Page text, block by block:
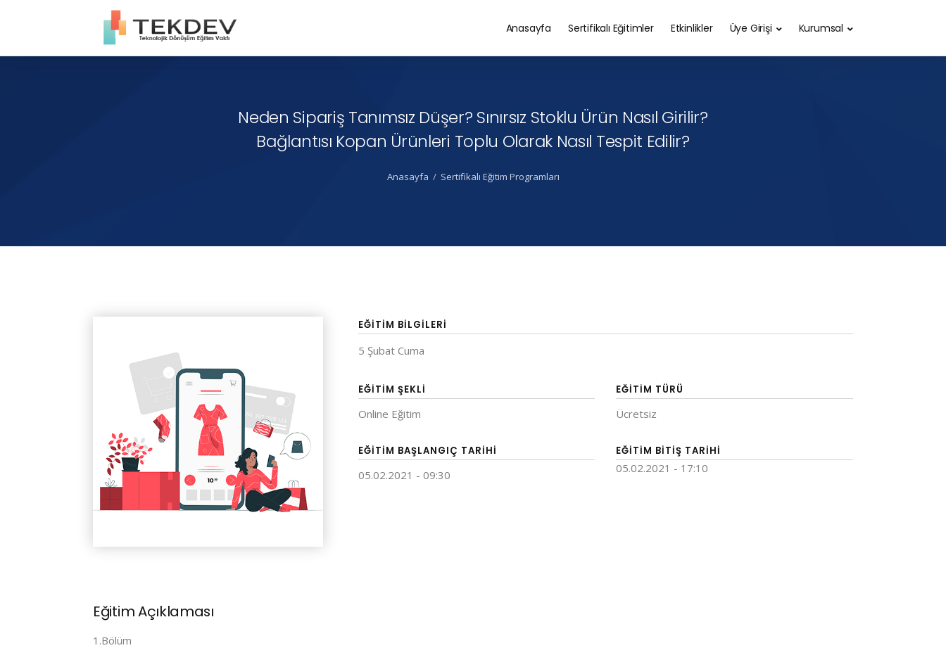
Anasayfa Sertifikalı Eğitimler Etkinlikler Üye Girişi Kurumsal
Neden Sipariş Tanımsız Düşer? Sınırsız Stoklu Ürün Nasıl Girilir?
Bağlantısı Kopan Ürünleri Toplu Olarak Nasıl Tespit Edilir?
Anasayfa Sertifikalı Eğitim Programları
EĞITIM BILGILERI
5 Şubat Cuma
EĞITIM ŞEKLI
Online Eğitim
EĞITIM TÜRÜ
Ücretsiz
EĞITIM BAŞLANGIÇ TARIHI
05.02.2021 - 09:30
EĞITIM BITIŞ TARIHI
05.02.2021 - 17:10
Eğitim Açıklaması
1.Bölüm